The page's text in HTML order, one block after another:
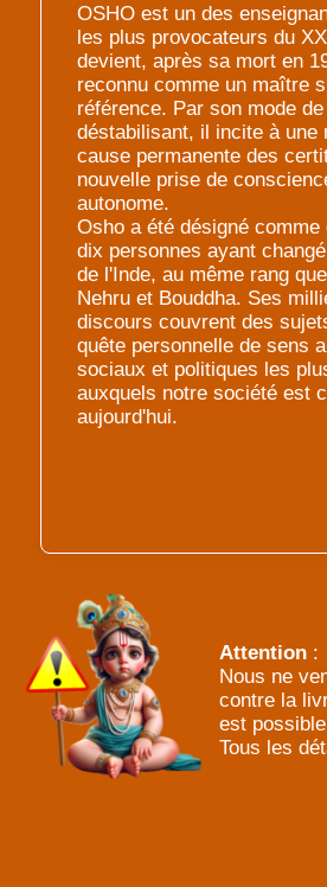
OSHO est un des
les plus provocateurs du
devient, après sa mort en
reconnu comme un maître
référence. Par son mode
déstabilisant, il incite à une
cause permanente des
nouvelle prise de
autonome.
Osho a été désigné comme
dix personnes ayant
de l'Inde, au même rang
Nehru et Bouddha. Ses
discours couvrent des
quête personnelle de sens
sociaux et politiques les
auxquels notre société est
aujourd'hui.
Attention :
Nous ne
contre la
est
Tous les